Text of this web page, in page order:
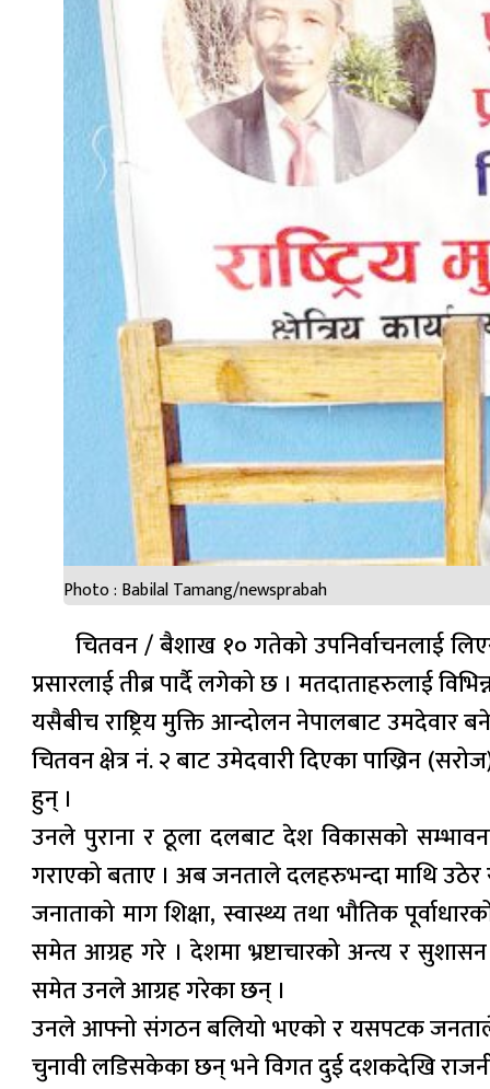
Photo : Babilal Tamang/newsprabah
चितवन / बैशाख १० गतेको उपनिर्वाचनलाई
प्रसारलाई तीब्र पार्दै लगेको छ । मतदाताहरुलाई
यसैबीच राष्ट्रिय मुक्ति आन्दोलन नेपालबाट उमदेवार
चितवन क्षेत्र नं. २ बाट उमेदवारी दिएका पाख्रिन
हुन् ।
उनले पुराना र ठूला दलबाट देश विकासको
गराएको बताए । अब जनताले दलहरुभन्दा माथि उठेर
जनाताको माग शिक्षा, स्वास्थ्य तथा भौतिक
समेत आग्रह गरे । देशमा भ्रष्टाचारको अन्त्य र
समेत उनले आग्रह गरेका छन् ।
उनले आफ्नो संगठन बलियो भएको र यसपटक जनताले
चुनावी लडिसकेका छन् भने विगत दुई दशकदेखि